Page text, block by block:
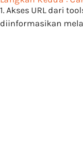
1. Akses URL dari
diinformasikan